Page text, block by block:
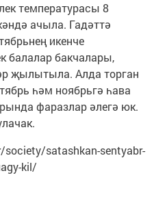
температурасы 8
ачыла. Гадәттә
икенче
балалар бакчалары,
җылытыла. Алда торган
һәм ноябрьгә һава
фаразлар әлегә юк.
satashkan-sentyabr-
kil/